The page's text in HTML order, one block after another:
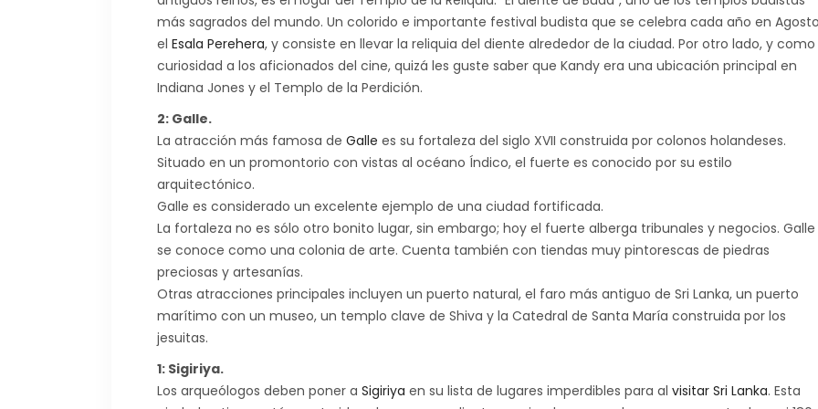
más sagrados del mundo. Un colorido e importante festival budista que se celebra cada año en
el Esala Perehera, y consiste en llevar la reliquia del diente alrededor de la ciudad. Por otro lado, y como
curiosidad a los aficionados del cine, quizá les guste saber que Kandy era una ubicación principal en
Indiana Jones y el Templo de la Perdición.
2: Galle.
La atracción más famosa de Galle es su fortaleza del siglo XVII construida por colonos holandeses.
Situado en un promontorio con vistas al océano Índico, el fuerte es conocido por su estilo
arquitectónico.
Galle es considerado un excelente ejemplo de una ciudad fortificada.
La fortaleza no es sólo otro bonito lugar, sin embargo; hoy el fuerte alberga tribunales y negocios. Galle
se conoce como una colonia de arte. Cuenta también con tiendas muy pintorescas de piedras
preciosas y artesanías.
Otras atracciones principales incluyen un puerto natural, el faro más antiguo de Sri Lanka, un puerto
marítimo con un museo, un templo clave de Shiva y la Catedral de Santa María construida por los
jesuitas.
1: Sigiriya.
Los arqueólogos deben poner a Sigiriya en su lista de lugares imperdibles para al visitar Sri Lanka. Esta